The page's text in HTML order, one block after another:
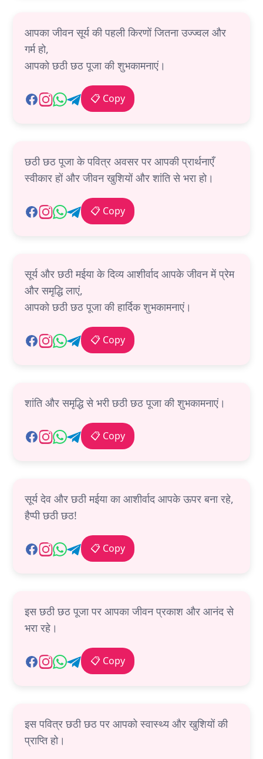
आपका जीवन सूर्य की पहली किरणों जितना उज्ज्वल और
गर्म हो,
आपको छठी छठ पूजा की शुभकामनाएं।
📋 Copy
छठी छठ पूजा के पवित्र अवसर पर आपकी प्रार्थनाएँ
स्वीकार हों और जीवन खुशियों और शांति से भरा हो।
📋 Copy
सूर्य और छठी मईया के दिव्य आशीर्वाद आपके जीवन में प्रेम
और समृद्धि लाएं,
आपको छठी छठ पूजा की हार्दिक शुभकामनाएं।
📋 Copy
शांति और समृद्धि से भरी छठी छठ पूजा की शुभकामनाएं।
📋 Copy
सूर्य देव और छठी मईया का आशीर्वाद आपके ऊपर बना रहे,
हैप्पी छठी छठ!
📋 Copy
इस छठी छठ पूजा पर आपका जीवन प्रकाश और आनंद से
भरा रहे।
📋 Copy
इस पवित्र छठी छठ पर आपको स्वास्थ्य और खुशियों की
प्राप्ति हो।